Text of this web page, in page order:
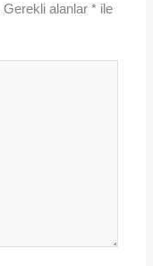
Gerekli alanlar* ile